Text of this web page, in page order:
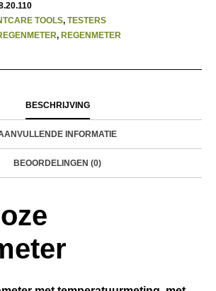
TOOLS, TESTERS
, REGENMETER
BESCHRIJVING
INFORMATIE
BEOORDELINGEN (0)